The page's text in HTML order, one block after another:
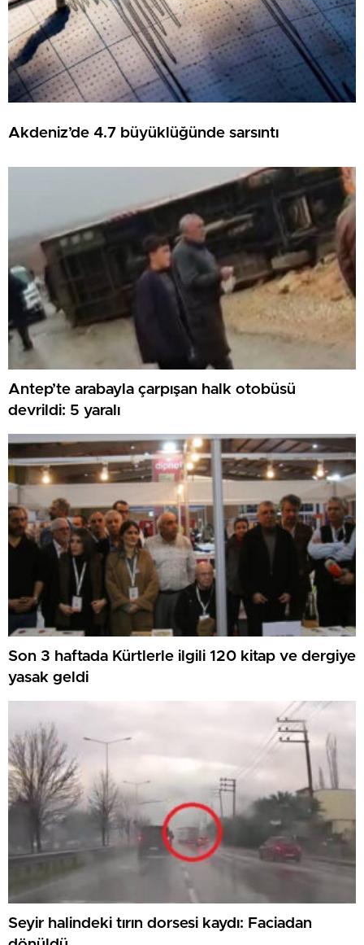
Akdeniz’de 4.7 büyüklüğünde sarsıntı
Antep’te arabayla çarpışan halk otobüsü
devrildi: 5 yaralı
Son 3 haftada Kürtlerle ilgili 120 kitap ve dergiye
yasak geldi
Seyir halindeki tırın dorsesi kaydı: Faciadan